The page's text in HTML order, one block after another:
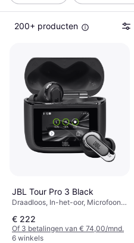
200+ producten
JBL Tour Pro 3 Black
Draadloos, In-het-oor, Microfoon,
Bluetooth
€ 222
Of 3 betalingen van € 74,00/mnd.
6 winkels